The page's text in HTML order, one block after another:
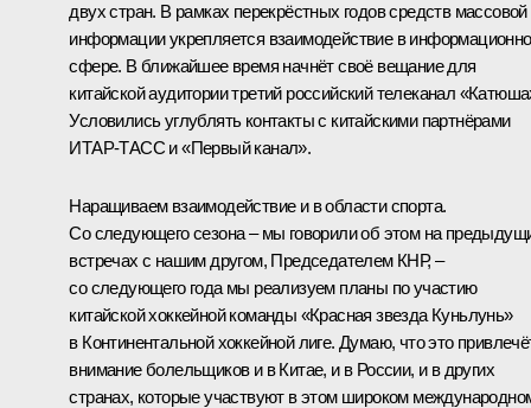
двух стран. В рамках перекрёстных годов средств массовой
информации укрепляется взаимодействие в
сфере. В ближайшее время начнёт своё вещание для
китайской аудитории третий российский телеканал
Условились углублять контакты с китайскими партнёрами
ИТАР-ТАСС и «Первый канал».
Наращиваем взаимодействие и в области спорта.
Со следующего сезона – мы говорили об этом на
встречах с нашим другом, Председателем КНР, –
со следующего года мы реализуем планы по участию
китайской хоккейной команды «Красная звезда Куньлунь»
в Континентальной хоккейной лиге. Думаю, что это
внимание болельщиков и в Китае, и в России, и в других
странах, которые участвуют в этом широком